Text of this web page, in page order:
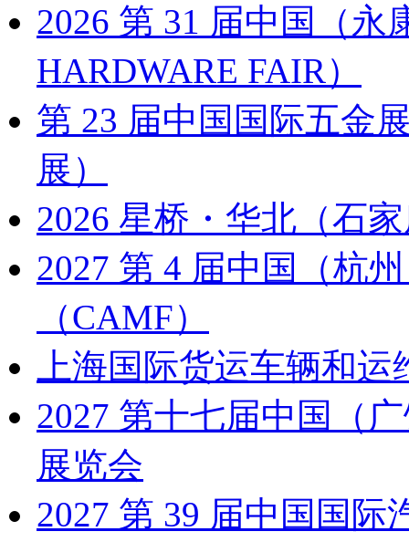
2026 第 31 届中国（
HARDWARE FAIR）
第 23 届中国国际五金
展）
2026 星桥・华北（石
2027 第 4 届中国（杭
（CAMF）
上海国际货运车辆和
2027 第十七届中国（
展览会
2027 第 39 届中国国